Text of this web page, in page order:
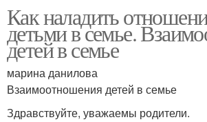
Как наладить
детьми в семье.
детей в семье
марина данилова
Взаимоотношения детей в семье
Здравствуйте, уважаемы родители.